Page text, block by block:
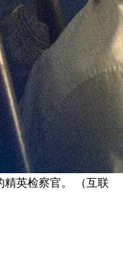
英检察官。 （互联